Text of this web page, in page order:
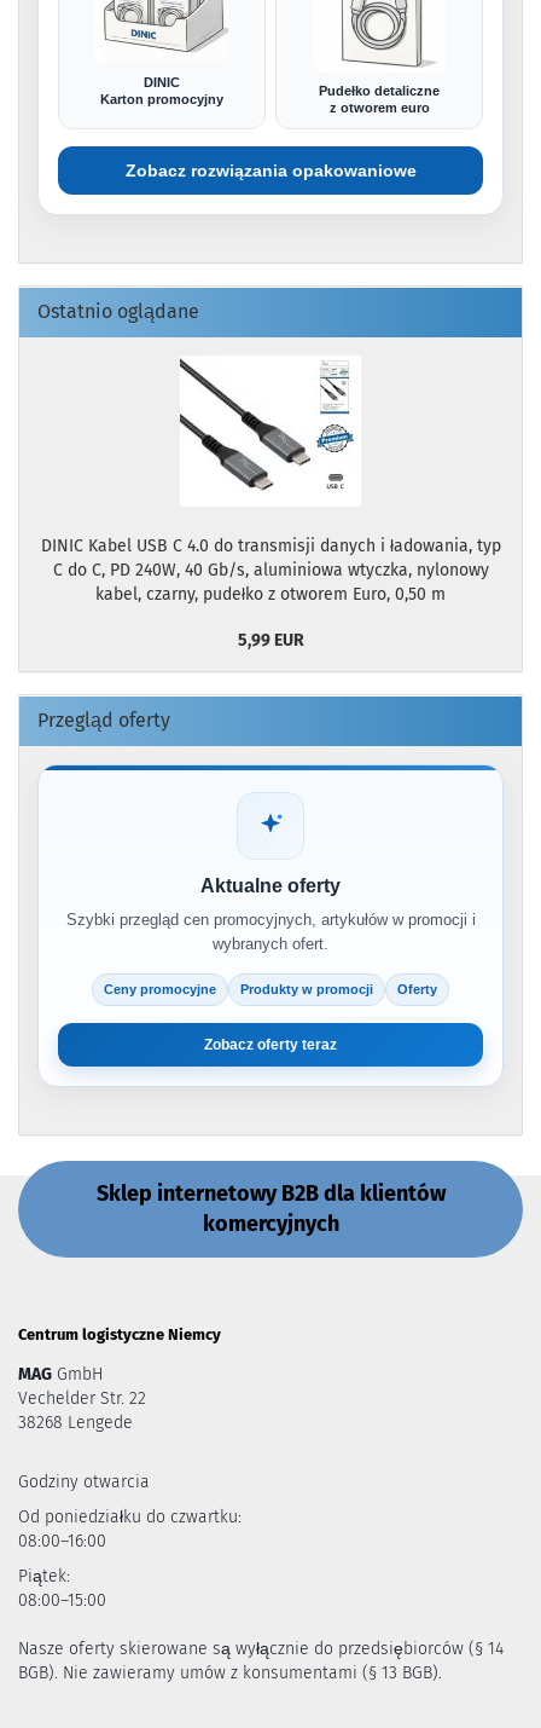
DINIC
Karton promocyjny
Pudełko detaliczne
z otworem euro
Zobacz rozwiązania opakowaniowe
Ostatnio oglądane
DINIC Kabel USB C 4.0 do transmisji danych i ładowania, typ
C do C, PD 240W, 40 Gb/s, aluminiowa wtyczka, nylonowy
kabel, czarny, pudełko z otworem Euro, 0,50 m
5,99 EUR
Przegląd oferty
Aktualne oferty
Szybki przegląd cen promocyjnych, artykułów w promocji i
wybranych ofert.
Ceny promocyjne Produkty w promocji Oferty
Zobacz oferty teraz
Sklep internetowy B2B dla klientów
komercyjnych
Centrum logistyczne Niemcy
MAG GmbH
Vechelder Str. 22
38268 Lengede
Godziny otwarcia
Od poniedziałku do czwartku:
08:00–16:00
Piątek:
08:00–15:00
Nasze oferty skierowane są wyłącznie do przedsiębiorców (§ 14
BGB). Nie zawieramy umów z konsumentami (§ 13 BGB).